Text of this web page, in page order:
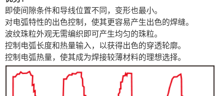
即使间隙条件和导线位置不同，变形也最小。
对电弧特性的出色控制，使其更容易产生出色的焊缝。
波纹珠粒外观无需编织即可产生均匀的珠粒。
控制电弧长度和热量输入，以获得出色的穿透轮廓。
控制电弧热量，使其成为焊接较薄材料的理想选择。